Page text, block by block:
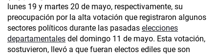
lunes 19 y martes 20 de mayo, respectivamente, su
preocupación por la alta votación que registraron algunos
sectores políticos durante las pasadas elecciones
departamentales del domingo 11 de mayo. Esta votación,
sostuvieron, llevó a que fueran electos ediles que son